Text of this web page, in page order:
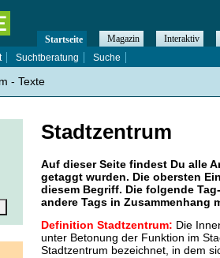
Stadtzentrum
Auf dieser Seite findest Du alle
getaggt wurden. Die obersten
diesem Begriff. Die folgende
andere Tags in Zusammenhang
Definition Stadtzentrum: Die
unter Betonung der Funktion im
Stadtzentrum bezeichnet, in dem
Startseite Magazin Interaktiv
Suchtberatung Suche
- Texte